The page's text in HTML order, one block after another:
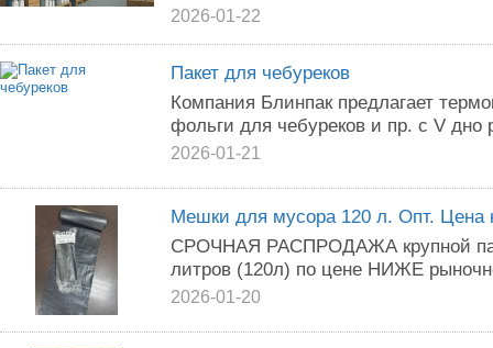
2026-01-22
Пакет для чебуреков
Компания Блинпак предлагает
фольги для чебуреков и пр. с V
2026-01-21
Мешки для мусора 120 л. Опт. Цена
СРОЧНАЯ РАСПРОДАЖА крупной
литров (120л) по цене НИЖЕ
2026-01-20